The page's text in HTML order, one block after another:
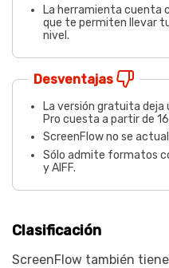
La herramienta cuenta
que te permiten llevar
nivel.
Desventajas
La versión gratuita deja
Pro cuesta a partir de
ScreenFlow no se
Sólo admite formatos
y AIFF.
Clasificación
ScreenFlow también